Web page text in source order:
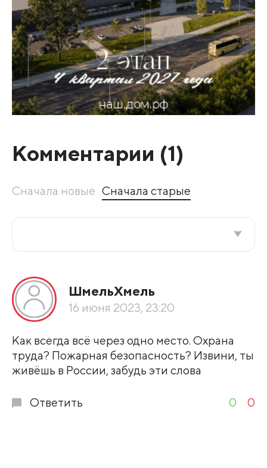
Комментарии (1)
Сначала новые Сначала старые
По рейтингу
Развернуть все
ШмельХмель
16 июня 2023, 23:20
Как всегда всё через одно место. Охрана
труда? Пожарная безопасность? Извини, ты
живёшь в России, забудь эти слова
Ответить 0 0